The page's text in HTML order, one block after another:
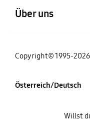
Über uns
Copyright© 1995-
Österreich/Deutsch
Willst